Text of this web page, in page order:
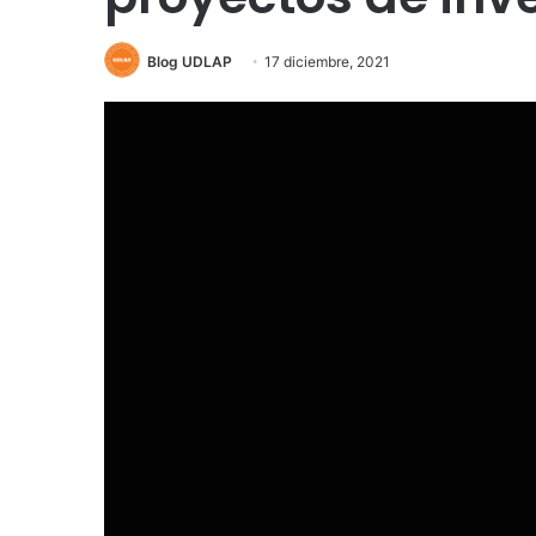
Blog UDLAP 17 diciembre, 2021